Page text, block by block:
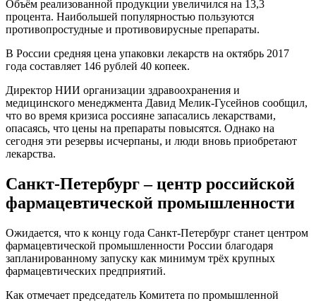
Объём реализованной продукции увеличился на 13,3
процента. Наибольшей популярностью пользуются
противопростудные и противовирусные препараты.
В России средняя цена упаковки лекарств на октябрь 2017
года составляет 146 рублей 40 копеек.
Директор НИИ организации здравоохранения и
медицинского менеджмента Давид Мелик-Гусейнов сообщил,
что во время кризиса россияне запасались лекарствами,
опасаясь, что цены на препараты повысятся. Однако на
сегодня эти резервы исчерпаны, и люди вновь приобретают
лекарства.
Санкт-Петербург – центр российской
фармацевтической промышленности
Ожидается, что к концу года Санкт-Петербург станет центром
фармацевтической промышленности России благодаря
запланированному запуску как минимум трёх крупных
фармацевтических предприятий.
Как отмечает председатель Комитета по промышленной